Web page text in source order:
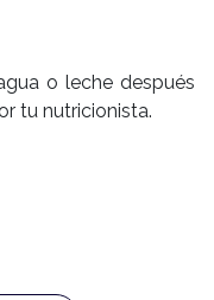
o leche después
tu nutricionista.